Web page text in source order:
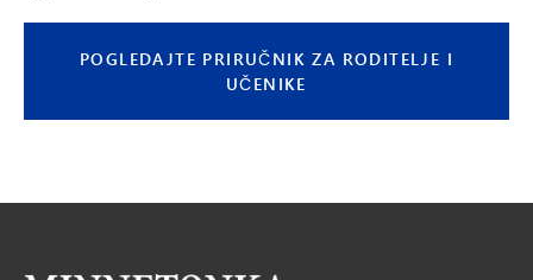
POGLEDAJTE PRIRUČNIK ZA RODITELJE I
UČENIKE